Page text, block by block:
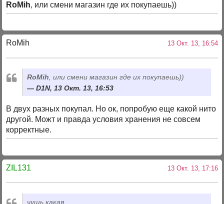
RoMih, или смени магазин где их покупаешь))
RoMih 13 Окт. 13, 16:54
RoMih , или смени магазин где их покупаешь))
D1N, 13 Окт. 13, 16:53
В двух разных покупал. Но ок, попробую еще какой нито
другой. Можт и правда условия хранения не совсем
корректные.
ZIL131 13 Окт. 13, 17:16
чушь какая...